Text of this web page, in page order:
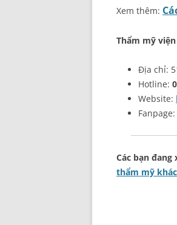
Xem thêm:
Thẩm mỹ
Địa chỉ:
Hotline:
Website:
Fanpage:
Các bạn đang
thẩm mỹ khác